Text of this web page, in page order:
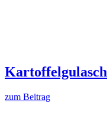
Kartoffelgulasch
zum Beitrag